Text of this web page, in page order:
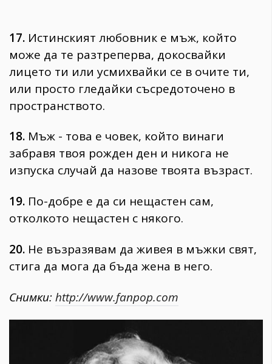
17. Истинският любовник е мъж, който
може да те разтреперва, докосвайки
лицето ти или усмихвайки се в очите ти,
или просто гледайки съсредоточено в
пространството.
18. Мъж - това е човек, който винаги
забравя твоя рожден ден и никога не
изпуска случай да назове твоята възраст.
19. По-добре е да си нещастен сам,
отколкото нещастен с някого.
20. Не възразявам да живея в мъжки свят,
стига да мога да бъда жена в него.
Снимки: http://www.fanpop.com